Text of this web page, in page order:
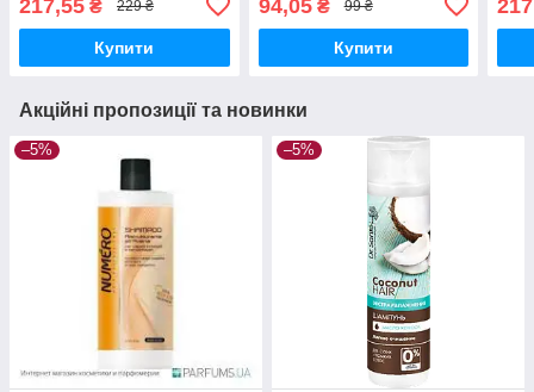
217,55 ₴ 229 ₴
Купити
94,05₴ 99 ₴
Купити
Акційні пропозиції та новинки
–5% –5%